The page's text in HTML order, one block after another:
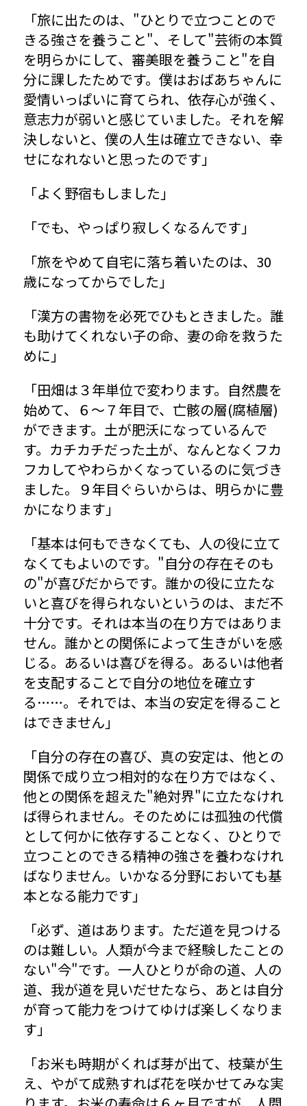
「旅に出たのは、"ひとりで立つことので
きる強さを養うこと"、そして"芸術の本質
を明らかにして、審美眼を養うこと"を自
分に課したためです。僕はおばあちゃんに
愛情いっぱいに育てられ、依存心が強く、
意志力が弱いと感じていました。それを解
決しないと、僕の人生は確立できない、幸
せになれないと思ったのです」
「よく野宿もしました」
「でも、やっぱり寂しくなるんです」
「旅をやめて自宅に落ち着いたのは、30
歳になってからでした」
「漢方の書物を必死でひもときました。誰
も助けてくれない子の命、妻の命を救うた
めに」
「田畑は３年単位で変わります。自然農を
始めて、６〜７年目で、亡骸の層(腐植層)
ができます。土が肥沃になっているんで
す。カチカチだった土が、なんとなくフカ
フカしてやわらかくなっているのに気づき
ました。９年目ぐらいからは、明らかに豊
かになります」
「基本は何もできなくても、人の役に立て
なくてもよいのです。"自分の存在そのも
の"が喜びだからです。誰かの役に立たな
いと喜びを得られないというのは、まだ不
十分です。それは本当の在り方ではありま
せん。誰かとの関係によって生きがいを感
じる。あるいは喜びを得る。あるいは他者
を支配することで自分の地位を確立す
る……。それでは、本当の安定を得ること
はできません」
「自分の存在の喜び、真の安定は、他との
関係で成り立つ相対的な在り方ではなく、
他との関係を超えた"絶対界"に立たなけれ
ば得られません。そのためには孤独の代償
として何かに依存することなく、ひとりで
立つことのできる精神の強さを養わなけれ
ばなりません。いかなる分野においても基
本となる能力です」
「必ず、道はあります。ただ道を見つける
のは難しい。人類が今まで経験したことの
ない"今"です。一人ひとりが命の道、人の
道、我が道を見いだせたなら、あとは自分
が育って能力をつけてゆけば楽しくなりま
す」
「お米も時期がくれば芽が出て、枝葉が生
え、やがて成熟すれば花を咲かせてみな実